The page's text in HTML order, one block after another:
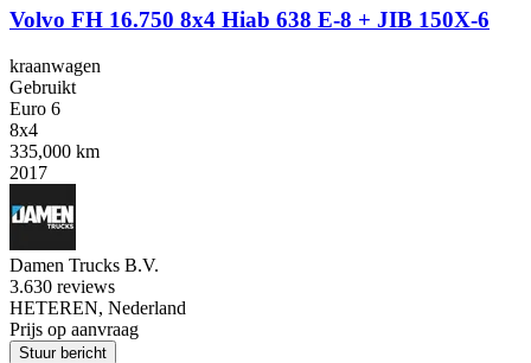
Volvo FH 16.750 8x4 Hiab 638 E-8 + JIB 150X-6
kraanwagen
Gebruikt
Euro 6
8x4
335,000 km
2017
Damen Trucks B.V.
3.630 reviews
HETEREN, Nederland
Prijs op aanvraag
Stuur bericht